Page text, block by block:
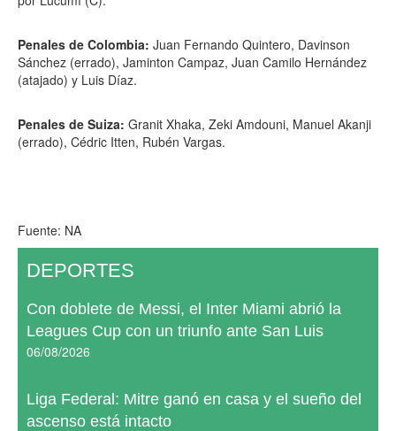
Penales de Colombia: Juan Fernando Quintero, Davinson
Sánchez (errado), Jaminton Campaz, Juan Camilo Hernández
(atajado) y Luis Díaz.
Penales de Suiza: Granit Xhaka, Zeki Amdouni, Manuel Akanji
(errado), Cédric Itten, Rubén Vargas.
Fuente: NA
DEPORTES
Con doblete de Messi, el Inter Miami abrió la
Leagues Cup con un triunfo ante San Luis
06/08/2026
Liga Federal: Mitre ganó en casa y el sueño del
ascenso está intacto